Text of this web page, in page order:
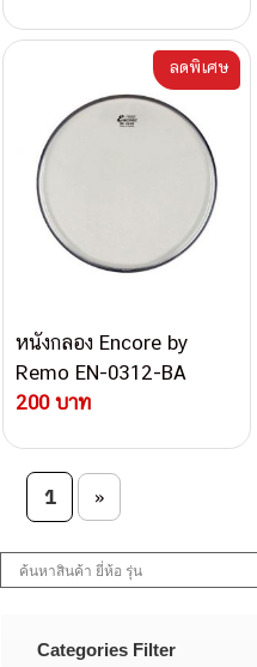
หนังกลอง Encore by
Remo EN-0312-BA
200 บาท
ลดพิเศษ
Post navigation
1 »
Categories Filter